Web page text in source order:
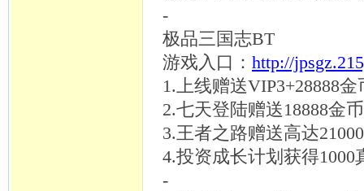
-
极品三国志BT
游戏入口： http://
1.上线赠送VIP3+28888
2.七天登陆赠送18888金
3.王者之路赠送高达
4.投资成长计划获得1000
-